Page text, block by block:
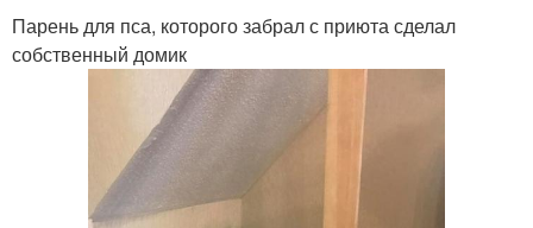
Парень для пса, которого забрал с приюта сделал
собственный домик